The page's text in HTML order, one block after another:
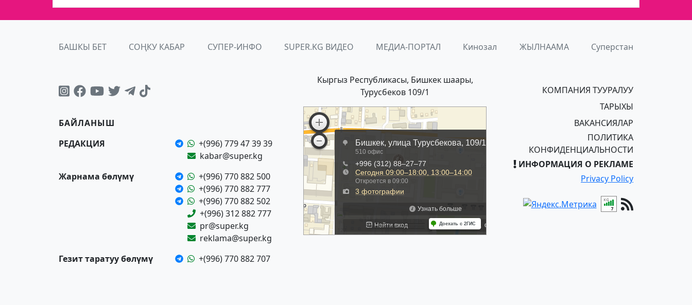
БАШКЫ БЕТ СОҢКУ КАБАР СУПЕР-ИНФО SUPER.KG ВИДЕО МЕДИА-ПОРТАЛ Кинозал ЖЫЛНААМА Суперстан
БАЙЛАНЫШ
РЕДАКЦИЯ
+(996) 779 47 39 39
kabar@super.kg
Жарнама бөлүмү
+(996) 770 882 500
+(996) 770 882 777
+(996) 770 882 502
+(996) 312 882 777
pr@super.kg
reklama@super.kg
Гезит таратуу бөлүмү
+(996) 770 882 707
Кыргыз Республикасы, Бишкек шаары,
Турусбеков 109/1
КОМПАНИЯ ТУУРАЛУУ
ТАРЫХЫ
ВАКАНСИЯЛАР
ПОЛИТИКА
КОНФИДЕНЦИАЛЬНОСТИ
ИНФОРМАЦИЯ О РЕКЛАМЕ
Privacy Policy